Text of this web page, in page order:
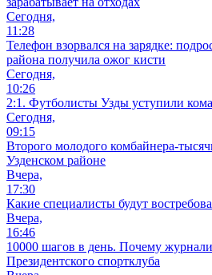
Сегодня,
11:28
Телефон взорвался на зарядке:
района получила ожог кисти
Сегодня,
10:26
2:1. Футболисты Узды уступили
Сегодня,
09:15
Второго молодого комбайнера-
Узденском районе
Вчера,
17:30
Какие специалисты будут
Вчера,
16:46
10000 шагов в день. Почему
Президентского спортклуба